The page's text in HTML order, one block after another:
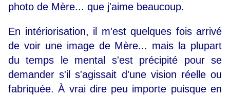
photo de Mère... que j'aime beaucoup.
En intériorisation, il m'est quelques fois arrivé
de voir une image de Mère... mais la plupart
du temps le mental s'est précipité pour se
demander s'il s'agissait d'une vision réelle ou
fabriquée. À vrai dire peu importe puisque en